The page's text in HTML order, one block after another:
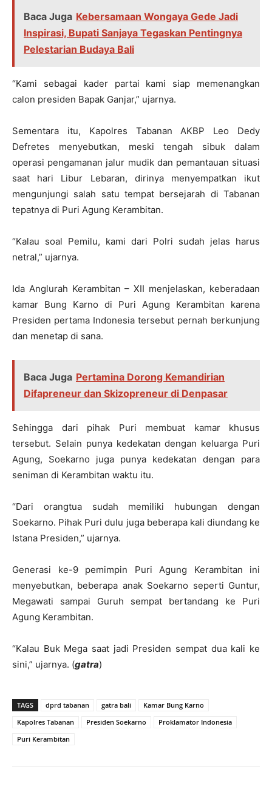
Baca Juga Kebersamaan Wongaya Gede Jadi
Inspirasi, Bupati Sanjaya Tegaskan Pentingnya
Pelestarian Budaya Bali
“Kami sebagai kader partai kami siap memenangkan
calon presiden Bapak Ganjar,” ujarnya.
Sementara itu, Kapolres Tabanan AKBP Leo Dedy
Defretes menyebutkan, meski tengah sibuk dalam
operasi pengamanan jalur mudik dan pemantauan situasi
saat hari Libur Lebaran, dirinya menyempatkan ikut
mengunjungi salah satu tempat bersejarah di Tabanan
tepatnya di Puri Agung Kerambitan.
“Kalau soal Pemilu, kami dari Polri sudah jelas harus
netral,” ujarnya.
Ida Anglurah Kerambitan – XII menjelaskan, keberadaan
kamar Bung Karno di Puri Agung Kerambitan karena
Presiden pertama Indonesia tersebut pernah berkunjung
dan menetap di sana.
Baca Juga Pertamina Dorong Kemandirian
Difapreneur dan Skizopreneur di Denpasar
Sehingga dari pihak Puri membuat kamar khusus
tersebut. Selain punya kedekatan dengan keluarga Puri
Agung, Soekarno juga punya kedekatan dengan para
seniman di Kerambitan waktu itu.
“Dari orangtua sudah memiliki hubungan dengan
Soekarno. Pihak Puri dulu juga beberapa kali diundang ke
Istana Presiden,” ujarnya.
Generasi ke-9 pemimpin Puri Agung Kerambitan ini
menyebutkan, beberapa anak Soekarno seperti Guntur,
Megawati sampai Guruh sempat bertandang ke Puri
Agung Kerambitan.
“Kalau Buk Mega saat jadi Presiden sempat dua kali ke
sini,” ujarnya. (gatra)
TAGS dprd tabanan gatra bali
Kamar Bung Karno
Kapolres Tabanan
Presiden Soekarno
Proklamator Indonesia
Puri Kerambitan